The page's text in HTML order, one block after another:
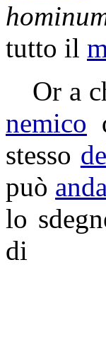
tutto il
Or a
nemico
stesso
può
lo
di